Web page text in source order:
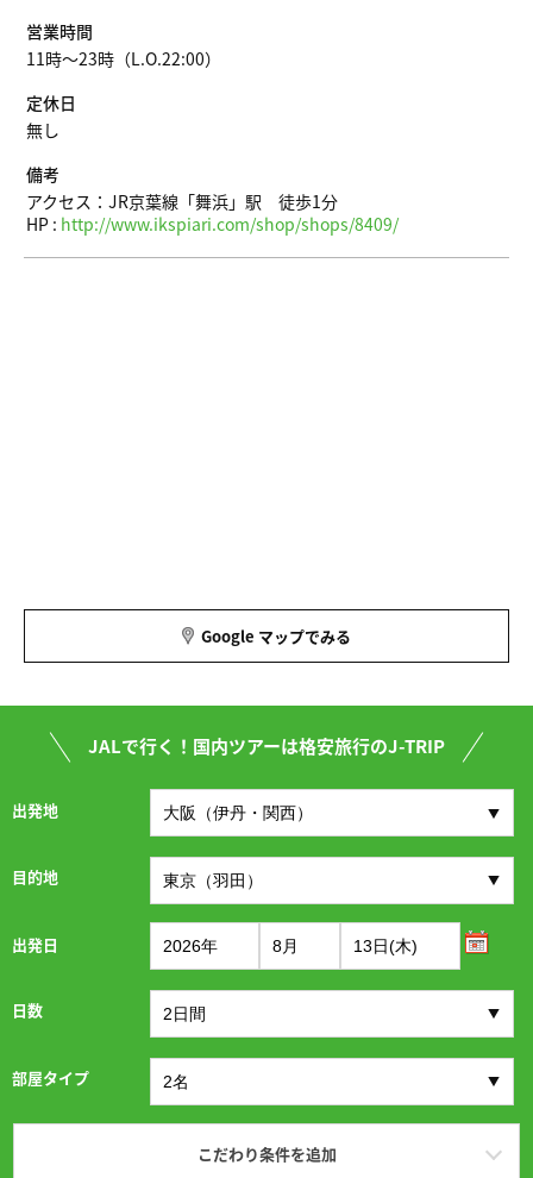
営業時間
11時～23時（L.O.22:00）
定休日
無し
備考
アクセス：JR京葉線「舞浜」駅 徒歩1分
HP : http://www.ikspiari.com/shop/shops/8409/
Google マップでみる
JALで行く！国内ツアーは格安旅行のJ-TRIP
出発地
目的地
出発日
日数
部屋タイプ
こだわり条件を追加